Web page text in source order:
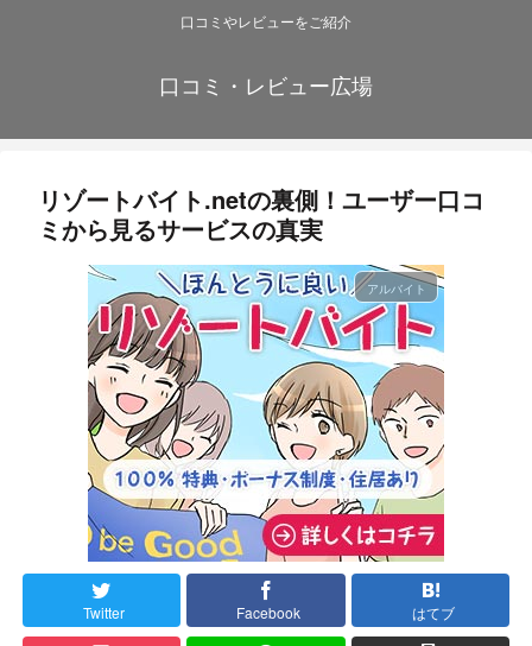
口コミやレビューをご紹介
口コミ・レビュー広場
リゾートバイト.netの裏側！ユーザー口コ
ミから見るサービスの真実
アルバイト
Twitter Facebook はてブ